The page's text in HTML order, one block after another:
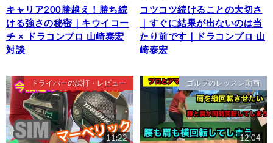
キャリア200勝越え！勝ち続
ける強さの秘密｜キウイコー
チ × ドラコンプロ 山崎泰宏
対談
コツコツ続けることの大切さ
｜すぐに結果が出ないのは当
たり前です｜ドラコンプロ 山
崎泰宏
ドライバーの試打・レビュー
11:22
ゴルフのレッスン動画
12:04